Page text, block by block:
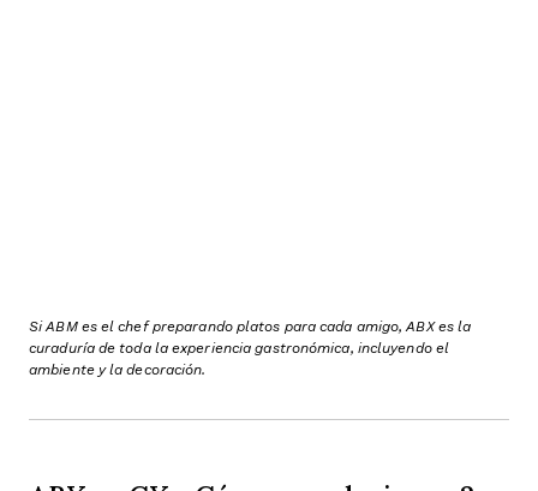
Si ABM es el chef preparando platos para cada amigo, ABX es la
curaduría de toda la experiencia gastronómica, incluyendo el
ambiente y la decoración.